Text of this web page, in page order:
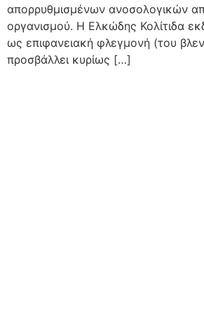
απορρυθμισμένων ανοσολογικών
οργανισμού. Η Ελκώδης Κολίτιδα
ως επιφανειακή φλεγμονή (του
προσβάλλει κυρίως […]